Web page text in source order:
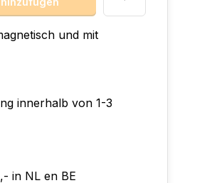
und mit
innerhalb von 1-3
in NL en BE